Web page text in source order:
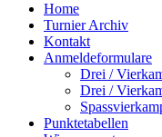
Home
Turnier Archiv
Kontakt
Anmeldeformulare
Drei /
Drei /
Punktetabellen